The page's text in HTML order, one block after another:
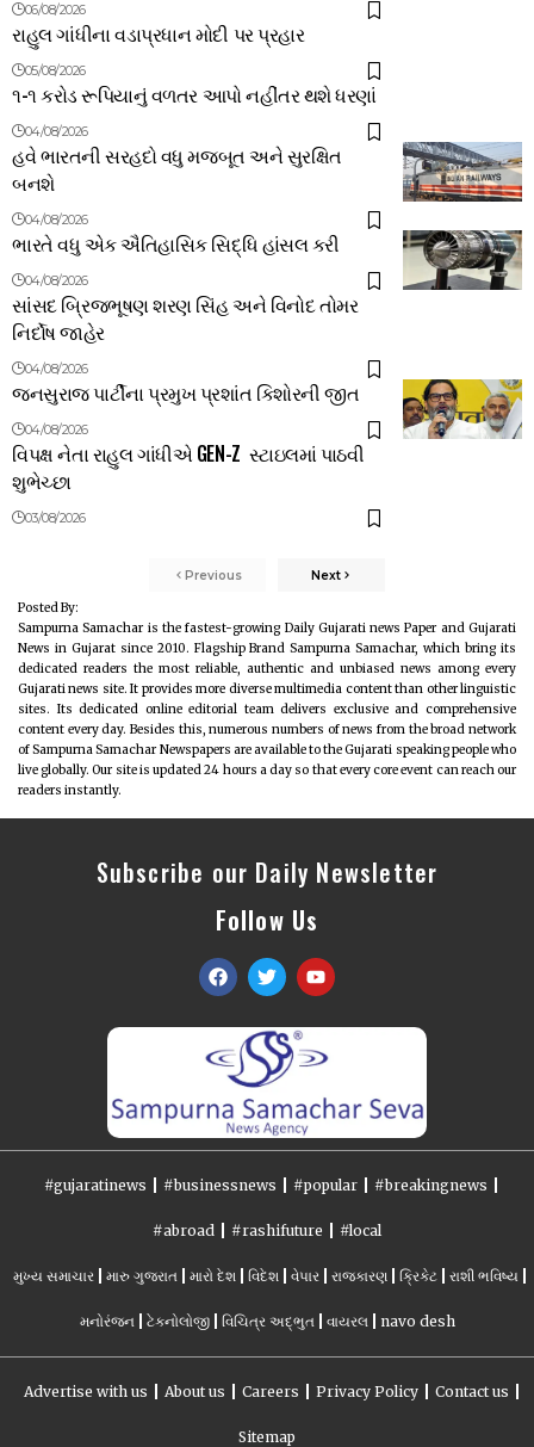
06/08/2026
રાહુલ ગાંધીના વડાપ્રધાન મોદી પર પ્રહાર
05/08/2026
૧-૧ કરોડ રૂપિયાનું વળતર આપો નહીંતર થશે ધરણાં
04/08/2026
હવે ભારતની સરહદો વધુ મજબૂત અને સુરક્ષિત
બનશે
04/08/2026
ભારતે વધુ એક ઐતિહાસિક સિદ્ધિ હાંસલ કરી
04/08/2026
સાંસદ બ્રિજભૂષણ શરણ સિંહ અને વિનોદ તોમર
નિર્દોષ જાહેર
04/08/2026
જનસુરાજ પાર્ટીના પ્રમુખ પ્રશાંત કિશોરની જીત
04/08/2026
વિપક્ષ નેતા રાહુલ ગાંધીએ GEN-Z સ્ટાઇલમાં પાઠવી
શુભેચ્છા
03/08/2026
Previous Next
Posted By:
Sampurna Samachar is the fastest-growing Daily Gujarati news Paper and Gujarati
News in Gujarat since 2010. Flagship Brand Sampurna Samachar, which bring its
dedicated readers the most reliable, authentic and unbiased news among every
Gujarati news site. It provides more diverse multimedia content than other linguistic
sites. Its dedicated online editorial team delivers exclusive and comprehensive
content every day. Besides this, numerous numbers of news from the broad network
of Sampurna Samachar Newspapers are available to the Gujarati speaking people who
live globally. Our site is updated 24 hours a day so that every core event can reach our
readers instantly.
Subscribe our Daily Newsletter
Follow Us
#gujaratinews #businessnews #popular #breakingnews
#abroad #rashifuture #local
મુખ્ય સમાચાર મારુ ગુજરાત મારો દેશ વિદેશ વેપાર રાજકારણ ક્રિકેટ રાશી ભવિષ્ય
મનોરંજન ટેકનોલોજી વિચિત્ર અદ્ભુત વાયરલ navo desh
Advertise with us About us Careers Privacy Policy Contact us
Sitemap